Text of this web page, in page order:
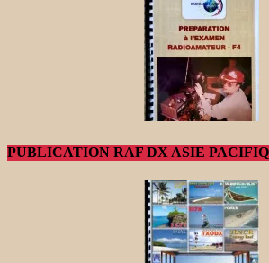
PUBLICATION RAF DX ASIE